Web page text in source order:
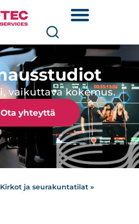
vaikuttava kokemus.
Ota yhteyttä
Kirkot ja seurakuntatilat »